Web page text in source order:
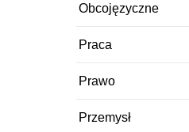
Obcojęzyczne
Praca
Prawo
Przemysł